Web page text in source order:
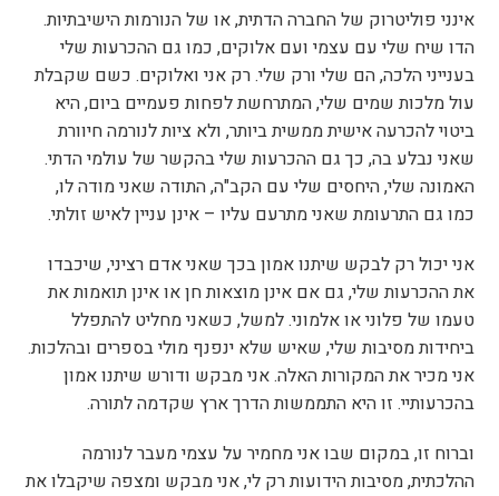
אינני פוליטרוק של החברה הדתית, או של הנורמות הישיבתיות.
הדו שיח שלי עם עצמי ועם אלוקים, כמו גם ההכרעות שלי
בענייני הלכה, הם שלי ורק שלי. רק אני ואלוקים. כשם שקבלת
עול מלכות שמים שלי, המתרחשת לפחות פעמיים ביום, היא
ביטוי להכרעה אישית ממשית ביותר, ולא ציות לנורמה חיוורת
שאני נבלע בה, כך גם ההכרעות שלי בהקשר של עולמי הדתי.
האמונה שלי, היחסים שלי עם הקב"ה, התודה שאני מודה לו,
כמו גם התרעומת שאני מתרעם עליו – אינן עניין לאיש זולתי.
אני יכול רק לבקש שיתנו אמון בכך שאני אדם רציני, שיכבדו
את ההכרעות שלי, גם אם אינן מוצאות חן או אינן תואמות את
טעמו של פלוני או אלמוני. למשל, כשאני מחליט להתפלל
ביחידות מסיבות שלי, שאיש שלא ינפנף מולי בספרים ובהלכות.
אני מכיר את המקורות האלה. אני מבקש ודורש שיתנו אמון
בהכרעותיי. זו היא התממשות הדרך ארץ שקדמה לתורה.
וברוח זו, במקום שבו אני מחמיר על עצמי מעבר לנורמה
ההלכתית, מסיבות הידועות רק לי, אני מבקש ומצפה שיקבלו את